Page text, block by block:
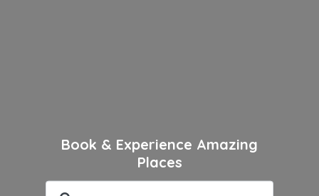
Book & Experience Amazing
Places